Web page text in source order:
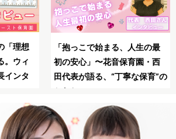
る保育士求人JOBSで安
職！